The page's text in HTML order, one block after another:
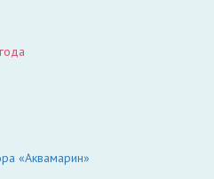
«Аквамарин»